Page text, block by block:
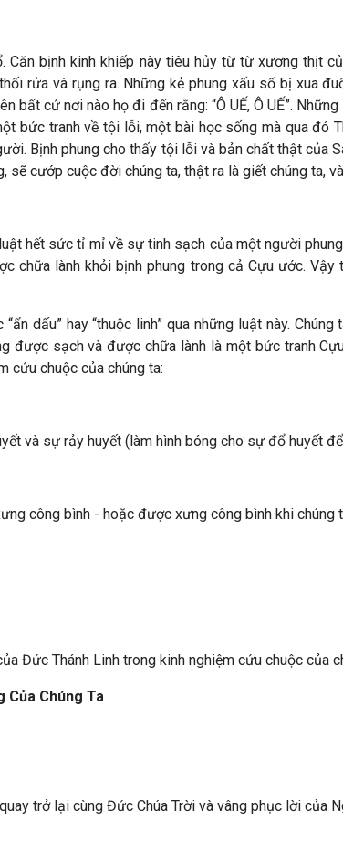
bịnh kinh khiếp này tiêu hủy từ từ xương thịt
rửa và rụng ra. Những kẻ phung xấu số bị xua
bất cứ nơi nào họ đi đến rằng: “Ô UẾ, Ô UẾ”.
bức tranh về tội lỗi, một bài học sống mà qua đó
Bịnh phung cho thấy tội lỗi và bản chất thật của
sẽ cướp cuộc đời chúng ta, thật ra là giết chúng ta,
hết sức tỉ mỉ về sự tinh sạch của một người
chữa lành khỏi bịnh phung trong cả Cựu ước.
dấu” hay “thuộc linh” qua những luật này.
được sạch và được chữa lành là một bức tranh
cứu chuộc của chúng ta:
và sự rảy huyết (làm hình bóng cho sự đổ huyết
công bình - hoặc được xưng công bình khi chúng
Đức Thánh Linh trong kinh nghiệm cứu chuộc của
Của Chúng Ta
trở lại cùng Đức Chúa Trời và vâng phục lời của